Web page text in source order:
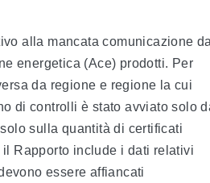
alla mancata comunicazione da
energetica (Ace) prodotti. Per
da regione e regione la cui
di controlli è stato avviato solo
sulla quantità di certificati
Rapporto include i dati relativi
essere affiancati